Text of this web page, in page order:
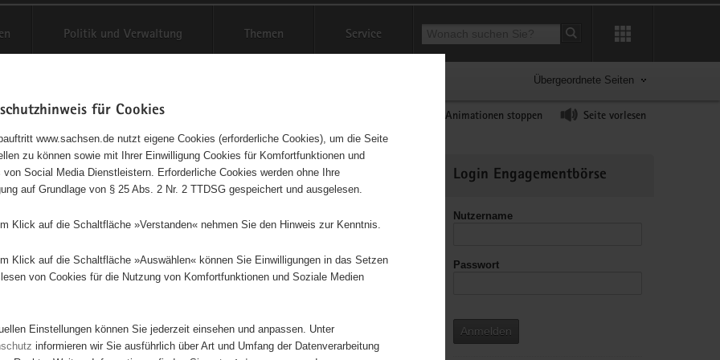
Politik und Verwaltung Themen Service Suchbegriff
Suche starten
Übergeordnete Seiten
Animationen stoppen Seite vorlesen
auf Karte anzeigen
Initiativen Projekte Nach Alphabet Nach Postleitzahl
53 Suchergebnisse
Informationen
Login Engagementbörse
Nutzername
Passwort
Anmelden
für Cookies
www.sachsen.de nutzt eigene Cookies (erforderliche Cookies), um die Seite
zu können sowie mit Ihrer Einwilligung Cookies für Komfortfunktionen und
von Social Media Dienstleistern. Erforderliche Cookies werden ohne Ihre
auf Grundlage von § 25 Abs. 2 Nr. 2 TTDSG gespeichert und ausgelesen.
Klick auf die Schaltfläche »Verstanden« nehmen Sie den Hinweis zur Kenntnis.
Klick auf die Schaltfläche »Auswählen« können Sie Einwilligungen in das Setzen
von Cookies für die Nutzung von Komfortfunktionen und Soziale Medien
Einstellungen können Sie jederzeit einsehen und anpassen. Unter
informieren wir Sie ausführlich über Art und Umfang der Datenverarbeitung